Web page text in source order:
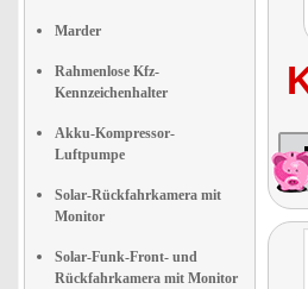
Marder
Rahmenlose Kfz-
Kennzeichenhalter
Akku-Kompressor-
Luftpumpe
Solar-Rückfahrkamera mit
Monitor
Solar-Funk-Front- und
Rückfahrkamera mit Monitor